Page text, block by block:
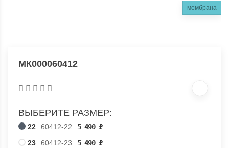
мембрана
МК000060412
ВЫБЕРИТЕ РАЗМЕР:
22 60412-22 5 490 ₽
23
60412-23 5 490 ₽